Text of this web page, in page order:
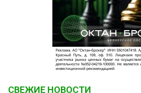
СВЕЖИЕ НОВОСТИ